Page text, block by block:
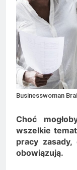
Businesswoman
Choć
wszelkie
pracy
obowiązują.